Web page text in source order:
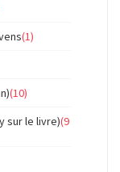
(1)
(10)
sur le livre)(9